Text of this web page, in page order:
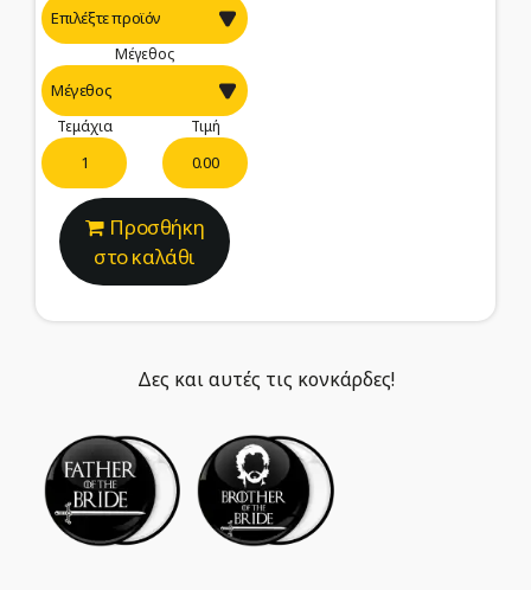
Μέγεθος
Τεμάχια Τιμή
0.00
Προσθήκη
στο καλάθι
Δες και αυτές τις κονκάρδες!